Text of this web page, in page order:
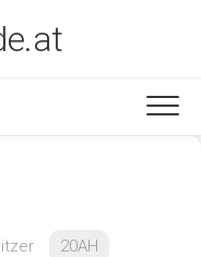
20AH